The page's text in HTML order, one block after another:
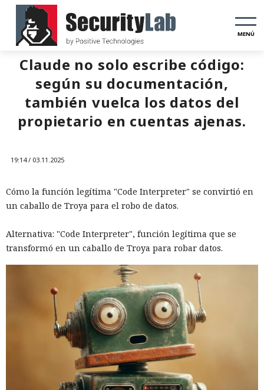
MENÚ
Claude no solo escribe código:
según su documentación,
también vuelca los datos del
propietario en cuentas ajenas.
19:14 / 03.11.2025
Cómo la función legítima "Code Interpreter" se convirtió en
un caballo de Troya para el robo de datos.
Alternativa: "Code Interpreter", función legítima que se
transformó en un caballo de Troya para robar datos.